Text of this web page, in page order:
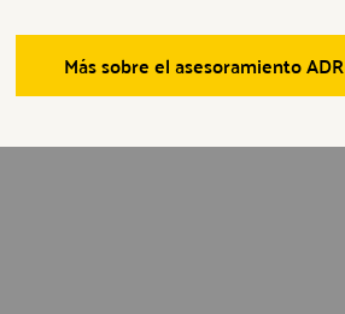
Más sobre el asesoramiento ADR